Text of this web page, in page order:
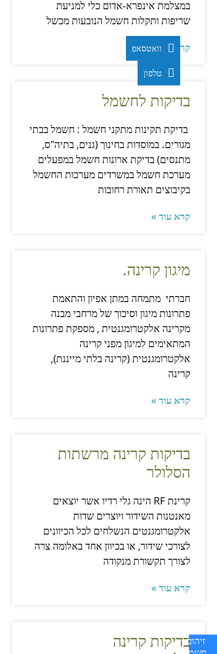
זיהום
במצלמת אינפרא-אדום כלי למניעת
שריפות ותקלות חשמל הנובעות מכשל
קרא עוד »
בדיקות לחשמל
בדיקת תקינות מתקני חשמל : חשמל בבתי
מגורים. במוסדות בחינוך (גנים, בתיה"ס,
מתנסים) בדיקת ארונות חשמל במפעלים
מערכת חשמל במשרדים מערכות החשמל
בקיבוצים תאורת רחובות
קרא עוד »
מיגון קרינה.
חברתי מתמחה במתן אפיון והתאמת
פתרונות מיגון וסיכוך של מרחבי מבנה
מקרינה אלקטרומגנטית , מספקת פתרונות
המתאימים למיגון מפני קרינה
אלקטרומגנטית (קרינה בלתי מייננת),
קרינה
קרא עוד »
בדיקות קרינה מרשתות
הסלולר
קרינת RF הינה גלי רדיו אשר יוצאים
מאנטנות השידור ויוצרים שדות
אלקטרומגנטים הנשלחים לכל הכיוונים
לצורכי שידור, או בכיוון אחד באלומה צרה
לצורך תקשורת מנקודה
קרא עוד »
בדיקות קרינה
וואטסאפ
טלפון